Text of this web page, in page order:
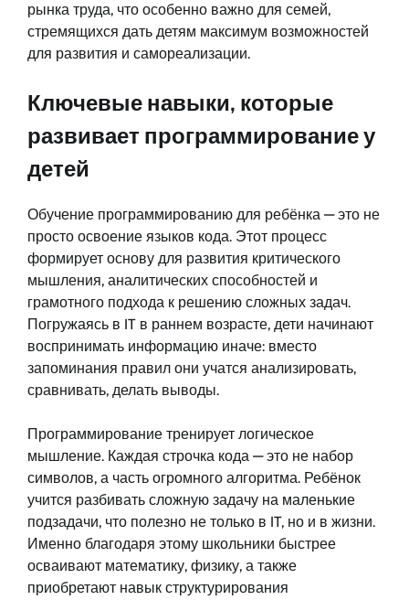
рынка труда, что особенно важно для семей,
стремящихся дать детям максимум возможностей
для развития и самореализации.
Ключевые навыки, которые
развивает программирование у
детей
Обучение программированию для ребёнка — это не
просто освоение языков кода. Этот процесс
формирует основу для развития критического
мышления, аналитических способностей и
грамотного подхода к решению сложных задач.
Погружаясь в IT в раннем возрасте, дети начинают
воспринимать информацию иначе: вместо
запоминания правил они учатся анализировать,
сравнивать, делать выводы.
Программирование тренирует логическое
мышление. Каждая строчка кода — это не набор
символов, а часть огромного алгоритма. Ребёнок
учится разбивать сложную задачу на маленькие
подзадачи, что полезно не только в IT, но и в жизни.
Именно благодаря этому школьники быстрее
осваивают математику, физику, а также
приобретают навык структурирования